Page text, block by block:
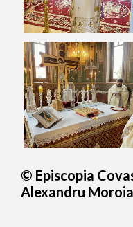
© Episcopia
Alexandru